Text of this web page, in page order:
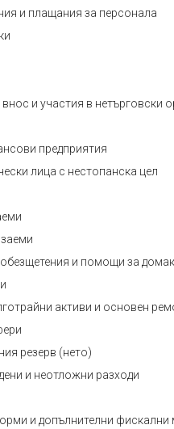
и плащания за персонала
и участия в нетърговски
предприятия
лица с нестопанска цел
и помощи за
активи и основен
резерв (нето)
и неотложни разходи
и допълнителни фискални